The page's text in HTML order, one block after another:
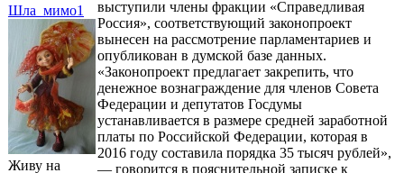
Шла_мимо1
Живу на
выступили члены фракции «Справедливая
Россия», соответствующий законопроект
вынесен на рассмотрение парламентариев и
опубликован в думской базе данных.
«Законопроект предлагает закрепить, что
денежное вознаграждение для членов Совета
Федерации и депутатов Госдумы
устанавливается в размере средней заработной
платы по Российской Федерации, которая в
2016 году составила порядка 35 тысяч рублей»,
— говорится в пояснительной записке к